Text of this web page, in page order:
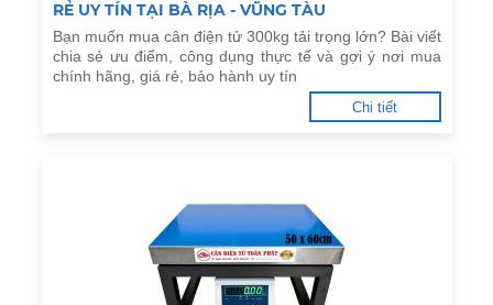
RẺ UY TÍN TẠI BÀ RỊA - VŨNG TÀU
Bạn muốn mua cân điện tử 300kg tải trọng lớn? Bài viết
chia sẻ ưu điểm, công dụng thực tế và gợi ý nơi mua
chính hãng, giá rẻ, bảo hành uy tín
Chi tiết